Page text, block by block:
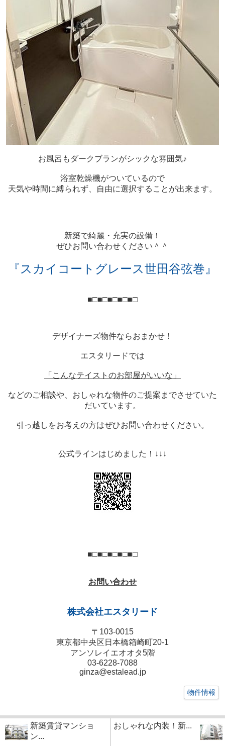
お風呂もダークブランがシックな雰囲気♪
浴室乾燥機がついているので
天気や時間に縛られず、自由に選択することが出来ます。
新築で綺麗・充実の設備！
ぜひお問い合わせください＾＾
『スカイコートグレース世田谷弦巻』
■□■□■□■□■□
デザイナーズ物件ならおまかせ！
エスタリードでは
「こんなテイストのお部屋がいいな」
などのご相談や、おしゃれな物件のご提案までさせていた
だいています。
引っ越しをお考えの方はぜひお問い合わせください。
公式ラインはじめました！↓↓↓
■□■□■□■□■□
お問い合わせ
株式会社エスタリード
〒103-0015
東京都中央区日本橋箱崎町20‐1
アンソレイエオオタ5階
03-6228-7088
ginza@estalead.jp
物件情報
新築賃貸マンショ
ン...
おしゃれな内装！新...